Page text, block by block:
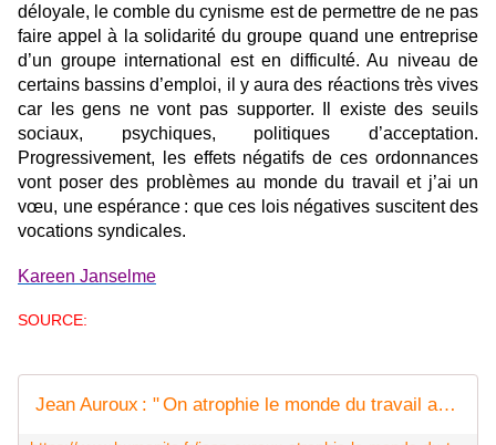
déloyale, le comble du cynisme est de permettre de ne pas
faire appel à la solidarité du groupe quand une entreprise
d’un groupe international est en difficulté. Au niveau de
certains bassins d’emploi, il y aura des réactions très vives
car les gens ne vont pas supporter. Il existe des seuils
sociaux, psychiques, politiques d’acceptation.
Progressivement, les effets négatifs de ces ordonnances
vont poser des problèmes au monde du travail et j’ai un
vœu, une espérance : que ces lois négatives suscitent des
vocations syndicales.
Kareen Janselme
SOURCE:
Jean Auroux : " On atrophie le monde du travail avec une idéologie archaïque "